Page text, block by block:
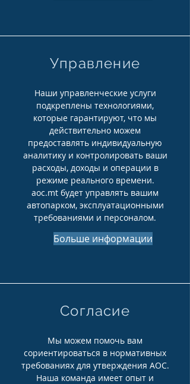
Управление
Наши управленческие услуги
подкреплены технологиями,
которые гарантируют, что мы
действительно можем
предоставлять индивидуальную
аналитику и контролировать ваши
расходы, доходы и операции в
режиме реального времени.
aoc.mt будет управлять вашим
автопарком, эксплуатационными
требованиями и персоналом.
Больше информации
Согласие
Мы можем помочь вам
сориентироваться в нормативных
требованиях для утверждения AOC.
Наша команда имеет опыт и